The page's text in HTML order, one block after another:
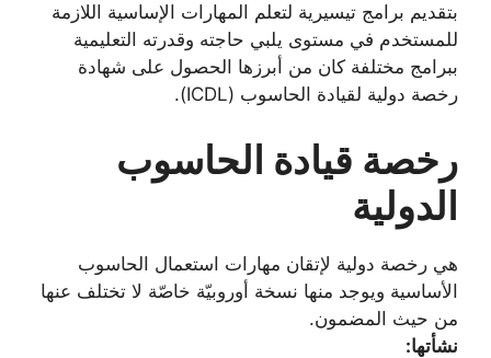
بتقديم برامج تيسيرية لتعلم المهارات الإساسية اللازمة
للمستخدم في مستوى يلبي حاجته وقدرته التعليمية
ببرامج مختلفة كان من أبرزها الحصول على شهادة
رخصة دولية لقيادة الحاسوب (ICDL).
رخصة قيادة الحاسوب
الدولية
هي رخصة دولية لإتقان مهارات استعمال الحاسوب
الأساسية ويوجد منها نسخة أوروبيّة خاصّة لا تختلف عنها
من حيث المضمون.
نشأتها: